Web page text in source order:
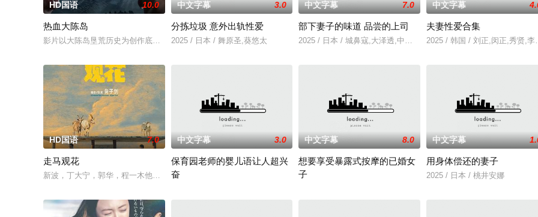
HD国语 10.0
热血大陈岛
影片以大陈岛垦荒历史为创作底色，在尊重历史真实性的前提下，以年轻化、科技化的光影语言活化红色记忆，生动诠释了“艰苦创业、奋发
中文字幕 3.0
分拣垃圾 意外出轨性爱
2025 / 日本 / 舞原圣,葵悠太
中文字幕 7.0
部下妻子的味道 品尝的上司
2025 / 日本 / 城鼻寇,大泽透,中山健二
中文字幕
夫妻性爱合集
2025 / 韩国 / 刘正,闵正,秀贤,李
HD国语 7.0
走马观花
新波，丁大宁，郭华，程一木他们毕业于同一所大学。他们和很多年轻人一样，自以为是，敏感错弱，没有被认可的才华。他们来自不同的
中文字幕 3.0
保育园老师的婴儿语让人超兴
奋
中文字幕 8.0
想要享受暴露式按摩的已婚女
子
中文字幕
用身体偿还的妻子
2025 / 日本 / 桃井安娜